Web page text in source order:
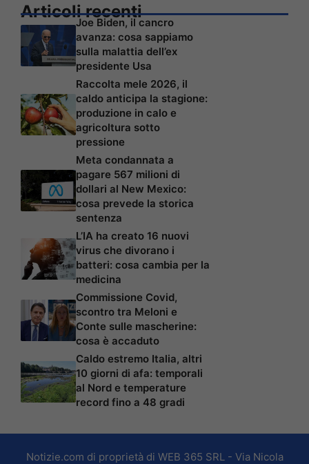
Articoli recenti
Joe Biden, il cancro
avanza: cosa sappiamo
sulla malattia dell’ex
presidente Usa
Raccolta mele 2026, il
caldo anticipa la stagione:
produzione in calo e
agricoltura sotto
pressione
Meta condannata a
pagare 567 milioni di
dollari al New Mexico:
cosa prevede la storica
sentenza
L’IA ha creato 16 nuovi
virus che divorano i
batteri: cosa cambia per la
medicina
Commissione Covid,
scontro tra Meloni e
Conte sulle mascherine:
cosa è accaduto
Caldo estremo Italia, altri
10 giorni di afa: temporali
al Nord e temperature
record fino a 48 gradi
Notizie.com di proprietà di WEB 365 SRL - Via Nicola